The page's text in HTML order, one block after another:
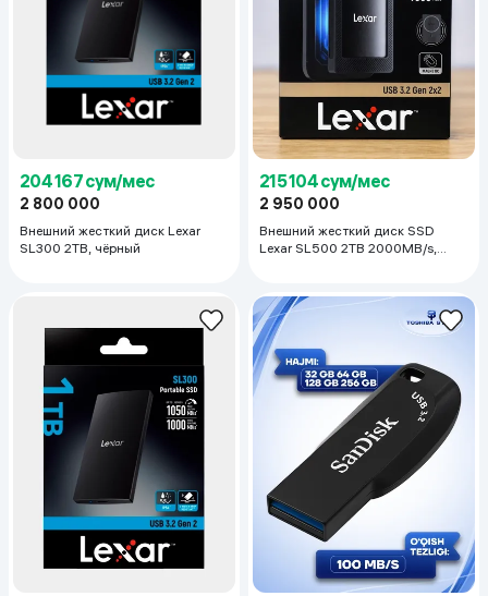
204 167 сум/мес
2 800 000
SL300 2TB, чёрный
215 104 сум/мес
2 950 000
Lexar SL500 2TB 2000MB/s,
белый